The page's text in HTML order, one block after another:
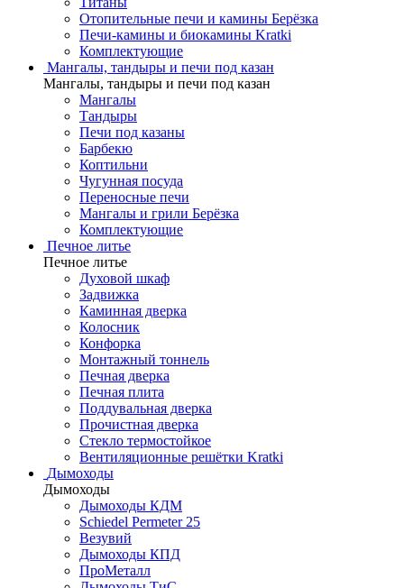
Отопительные печи и камины Берёзка
Печи-камины и биокамины Kratki
Комплектующие
Мангалы, тандыры и печи под казан
Мангалы, тандыры и печи под казан
Мангалы
Тандыры
Печи под казаны
Барбекю
Коптильни
Чугунная посуда
Переносные печи
Мангалы и грили Берёзка
Комплектующие
Печное литье
Печное литье
Духовой шкаф
Задвижка
Каминная дверка
Колосник
Конфорка
Монтажный тоннель
Печная дверка
Печная плита
Поддувальная дверка
Прочистная дверка
Стекло термостойкое
Вентиляционные решётки Kratki
Дымоходы
Дымоходы
Дымоходы КДМ
Schiedel Permeter 25
Везувий
Дымоходы КПД
ПроМеталл